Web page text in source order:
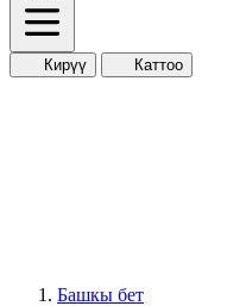
Кирүү Каттоо
Башкы бет